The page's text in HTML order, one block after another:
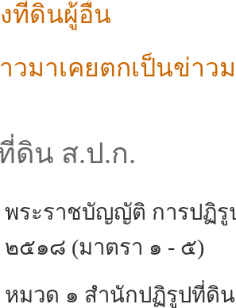
ที่ดินผู้อื่น
วมาเคยตกเป็นข่าว
ดิน ส.ป.ก.
พระราชบัญญัติ การปฏิรู
๒๕๑๘ (มาตรา ๑ - ๕)
หมวด ๑ สำนักปฏิรูปที่ดิน